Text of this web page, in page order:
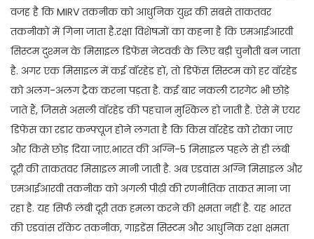
वजह है कि MIRV तकनीक को आधुनिक युद्ध की सबसे ताकतवर
तकनीकों में गिना जाता है.रक्षा विशेषज्ञों का कहना है कि एमआईआरवी
सिस्टम दुश्मन के मिसाइल डिफेंस नेटवर्क के लिए बड़ी चुनौती बन जाता
है. अगर एक मिसाइल में कई वॉरहेड हों, तो डिफेंस सिस्टम को हर वॉरहेड
को अलग-अलग ट्रैक करना पड़ता है. कई बार नकली टारगेट भी छोड़े
जाते हैं, जिससे असली वॉरहेड की पहचान मुश्किल हो जाती है. ऐसे में एयर
डिफेंस का रडार कन्फ्यूज होने लगता है कि किस वॉरहेड को रोका जाए
और किसे छोड़ दिया जाए.भारत की अग्नि-5 मिसाइल पहले से ही लंबी
दूरी की ताकतवर मिसाइल मानी जाती है. अब एडवांस अग्नि मिसाइल और
एमआईआरवी तकनीक को अगली पीढ़ी की रणनीतिक ताकत माना जा
रहा है. यह सिर्फ लंबी दूरी तक हमला करने की क्षमता नहीं है. यह भारत
की एडवांस रॉकेट तकनीक, गाइडेंस सिस्टम और आधुनिक रक्षा क्षमता